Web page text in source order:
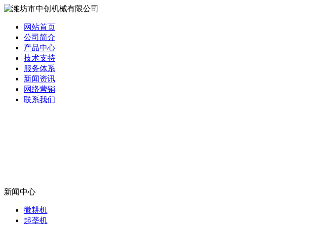
网站首页
公司简介
产品中心
技术支持
服务体系
新闻资讯
网络营销
联系我们
新闻中心
微耕机
起垄机